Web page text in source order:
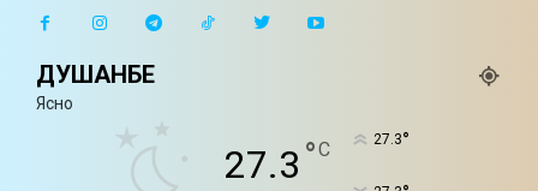
ДУШАНБЕ
Ясно
27.3 °C 27.3°